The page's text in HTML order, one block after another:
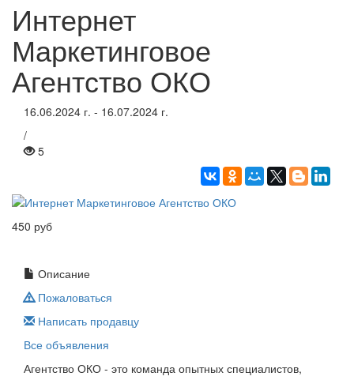
Интернет
Маркетинговое
Агентство ОКО
16.06.2024 г. - 16.07.2024 г.
/
5
450 руб
Описание
Пожаловаться
Написать продавцу
Все объявления
Агентство ОКО - это команда опытных специалистов,